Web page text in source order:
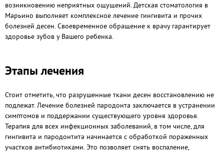
возникновению неприятных ощущений. Детская стоматология в
Марьино выполняет комплексное лечение гингивита и прочих
болезней десен. Своевременное обращение к врачу гарантирует
здоровье зубов у Вашего ребенка.
Этапы лечения
Стоит отметить, что разрушенные ткани десен восстановлению не
подлежат. Лечение болезней пародонта заключается в устранении
симптомов и поддержании существующего уровня здоровья.
Терапия для всех инфекционных заболеваний, в том числе, для
гингивита и пародонтита начинается с обработкой пораженных
участков антибиотиками. Это позволяет снять воспаление,